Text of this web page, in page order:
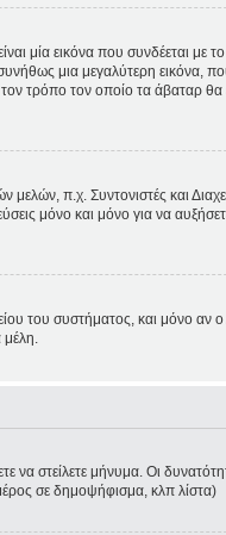
μία εικόνα που συνδέεται με
μια μεγαλύτερη εικόνα,
τρόπο τον οποίο τα άβαταρ θα
π.χ. Συντονιστές και
μόνο και μόνο για να
του συστήματος, και μόνο αν ο
μέλη.
στείλετε μήνυμα. Οι
σε δημοψήφισμα, κλπ λίστα)